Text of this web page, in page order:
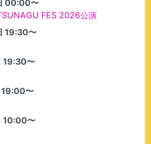
00:00〜
FES 2026公演
19:30〜
19:30〜
〜
10:00〜